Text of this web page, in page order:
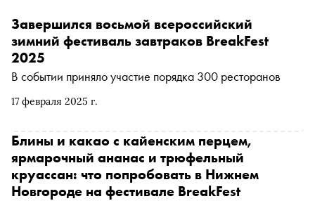
17 февраля 2025 г.
Завершился восьмой всероссийский
зимний фестиваль завтраков BreakFest
2025
В событии приняло участие порядка 300 ресторанов
Блины и какао с кайенским перцем,
ярмарочный ананас и трюфельный
круассан: что попробовать в Нижнем
Новгороде на фестивале BreakFest